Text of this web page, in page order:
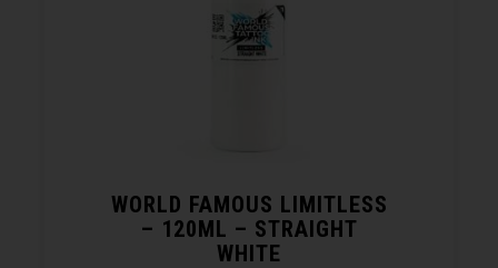
WORLD FAMOUS LIMITLESS
– 120ML – STRAIGHT
WHITE